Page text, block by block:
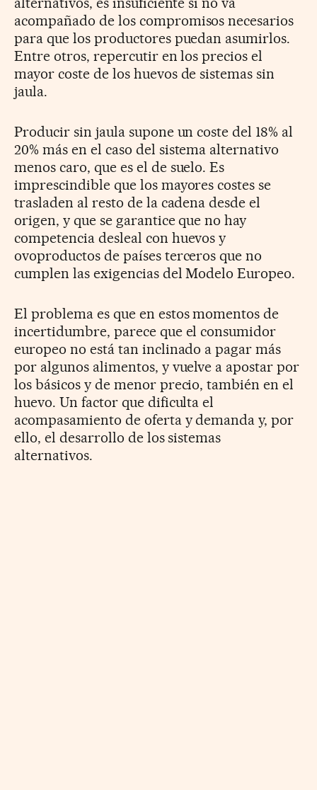
acompañado de los compromisos necesarios
para que los productores puedan asumirlos.
Entre otros, repercutir en los precios el
mayor coste de los huevos de sistemas sin
jaula.
Producir sin jaula supone un coste del 18% al
20% más en el caso del sistema alternativo
menos caro, que es el de suelo. Es
imprescindible que los mayores costes se
trasladen al resto de la cadena desde el
origen, y que se garantice que no hay
competencia desleal con huevos y
ovoproductos de países terceros que no
cumplen las exigencias del Modelo Europeo.
El problema es que en estos momentos de
incertidumbre, parece que el consumidor
europeo no está tan inclinado a pagar más
por algunos alimentos, y vuelve a apostar por
los básicos y de menor precio, también en el
huevo. Un factor que dificulta el
acompasamiento de oferta y demanda y, por
ello, el desarrollo de los sistemas
alternativos.